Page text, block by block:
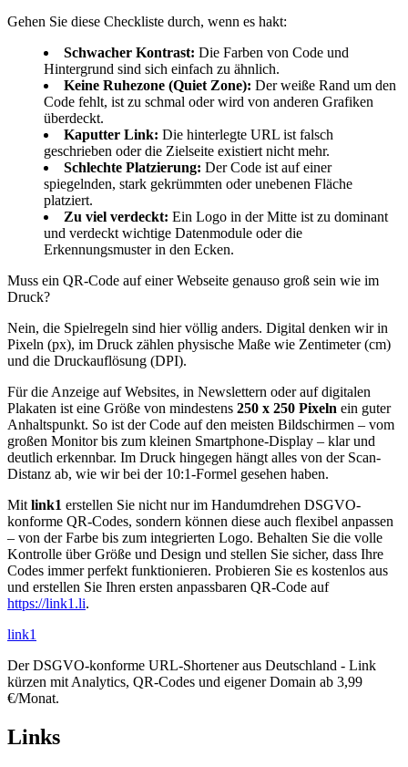
Gehen Sie diese Checkliste durch, wenn es hakt:
Schwacher Kontrast: Die Farben von Code und
Hintergrund sind sich einfach zu ähnlich.
Keine Ruhezone (Quiet Zone): Der weiße Rand um den
Code fehlt, ist zu schmal oder wird von anderen Grafiken
überdeckt.
Kaputter Link: Die hinterlegte URL ist falsch
geschrieben oder die Zielseite existiert nicht mehr.
Schlechte Platzierung: Der Code ist auf einer
spiegelnden, stark gekrümmten oder unebenen Fläche
platziert.
Zu viel verdeckt: Ein Logo in der Mitte ist zu dominant
und verdeckt wichtige Datenmodule oder die
Erkennungsmuster in den Ecken.
Muss ein QR-Code auf einer Webseite genauso groß sein wie im
Druck?
Nein, die Spielregeln sind hier völlig anders. Digital denken wir in
Pixeln (px), im Druck zählen physische Maße wie Zentimeter (cm)
und die Druckauflösung (DPI).
Für die Anzeige auf Websites, in Newslettern oder auf digitalen
Plakaten ist eine Größe von mindestens 250 x 250 Pixeln ein guter
Anhaltspunkt. So ist der Code auf den meisten Bildschirmen – vom
großen Monitor bis zum kleinen Smartphone-Display – klar und
deutlich erkennbar. Im Druck hingegen hängt alles von der Scan-
Distanz ab, wie wir bei der 10:1-Formel gesehen haben.
Mit link1 erstellen Sie nicht nur im Handumdrehen DSGVO-
konforme QR-Codes, sondern können diese auch flexibel anpassen
– von der Farbe bis zum integrierten Logo. Behalten Sie die volle
Kontrolle über Größe und Design und stellen Sie sicher, dass Ihre
Codes immer perfekt funktionieren. Probieren Sie es kostenlos aus
und erstellen Sie Ihren ersten anpassbaren QR-Code auf
https://link1.li.
link1
Der DSGVO-konforme URL-Shortener aus Deutschland - Link
kürzen mit Analytics, QR-Codes und eigener Domain ab 3,99
€/Monat.
Links